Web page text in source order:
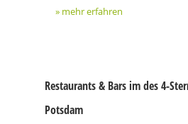
» mehr erfahren
Restaurants & Bars im des 4-
Potsdam